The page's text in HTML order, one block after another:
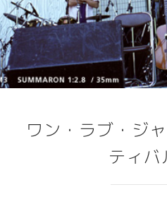
ワン・ラブ・ジ
ティ